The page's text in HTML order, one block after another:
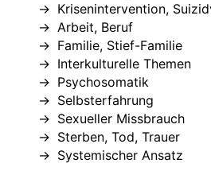
Krisenintervention,
Arbeit, Beruf
Familie, Stief-Familie
Interkulturelle Themen
Psychosomatik
Selbsterfahrung
Sexueller Missbrauch
Sterben, Tod, Trauer
Systemischer Ansatz